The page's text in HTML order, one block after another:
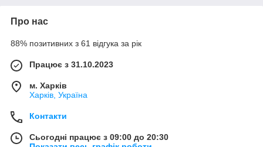
Про нас
88% позитивних з 61 відгука за рік
Працює з 31.10.2023
м. Харків
Харків, Україна
Контакти
Сьогодні працює з 09:00 до 20:30